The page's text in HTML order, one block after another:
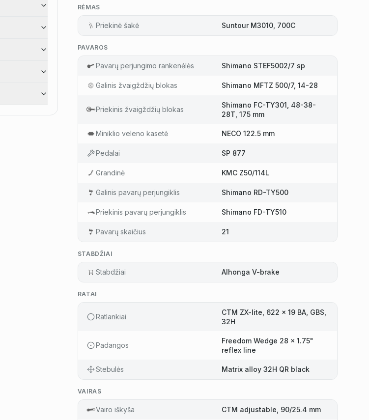
RĖMAS
Priekinė šakė Suntour M3010, 700C
PAVAROS
Pavarų perjungimo rankenėlės Shimano STEF5002/7 sp
Galinis žvaigždžių blokas Shimano MFTZ 500/7, 14-28
Priekinis žvaigždžių blokas
Shimano FC-TY301, 48-38-
28T, 175 mm
Miniklio veleno kasetė NECO 122.5 mm
Pedalai SP 877
Grandinė KMC Z50/114L
Galinis pavarų perjungiklis Shimano RD-TY500
Priekinis pavarų perjungiklis Shimano FD-TY510
Pavarų skaičius 21
STABDŽIAI
Stabdžiai Alhonga V-brake
RATAI
Ratlankiai
CTM ZX-lite, 622 x 19 BA, GBS,
32H
Padangos
Freedom Wedge 28 x 1.75"
reflex line
Stebulės Matrix alloy 32H QR black
VAIRAS
Vairo iškyša CTM adjustable, 90/25.4 mm